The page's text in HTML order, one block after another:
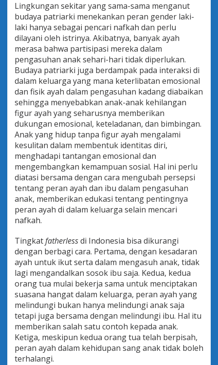
Lingkungan sekitar yang sama-sama menganut
budaya patriarki menekankan peran gender laki-
laki hanya sebagai pencari nafkah dan perlu
dilayani oleh istrinya. Akibatnya, banyak ayah
merasa bahwa partisipasi mereka dalam
pengasuhan anak sehari-hari tidak diperlukan.
Budaya patriarki juga berdampak pada interaksi di
dalam keluarga yang mana keterlibatan emosional
dan fisik ayah dalam pengasuhan kadang diabaikan
sehingga menyebabkan anak-anak kehilangan
figur ayah yang seharusnya memberikan
dukungan emosional, keteladanan, dan bimbingan.
Anak yang hidup tanpa figur ayah mengalami
kesulitan dalam membentuk identitas diri,
menghadapi tantangan emosional dan
mengembangkan kemampuan sosial. Hal ini perlu
diatasi bersama dengan cara mengubah persepsi
tentang peran ayah dan ibu dalam pengasuhan
anak, memberikan edukasi tentang pentingnya
peran ayah di dalam keluarga selain mencari
nafkah.
Tingkatfatherlessdi Indonesia bisa dikurangi
dengan berbagi cara. Pertama, dengan kesadaran
ayah untuk ikut serta dalam mengasuh anak, tidak
lagi mengandalkan sosok ibu saja. Kedua, kedua
orang tua mulai bekerja sama untuk menciptakan
suasana hangat dalam keluarga, peran ayah yang
melindungi bukan hanya melindungi anak saja
tetapi juga bersama dengan melindungi ibu. Hal itu
memberikan salah satu contoh kepada anak.
Ketiga, meskipun kedua orang tua telah berpisah,
peran ayah dalam kehidupan sang anak tidak boleh
terhalangi.